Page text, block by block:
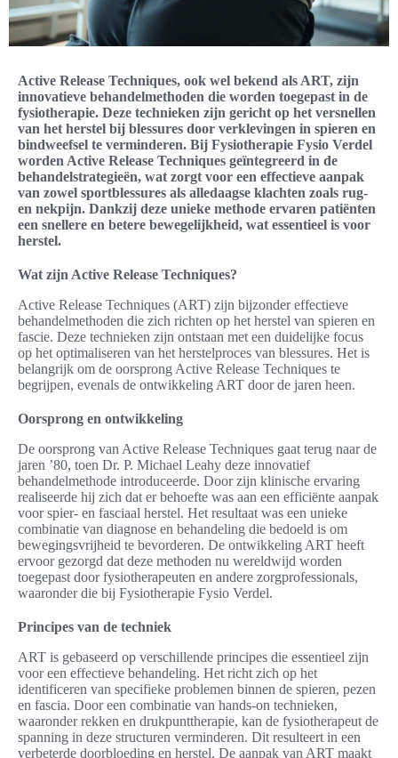
Active Release Techniques, ook wel bekend als ART, zijn
innovatieve behandelmethoden die worden toegepast in de
fysiotherapie. Deze technieken zijn gericht op het versnellen
van het herstel bij blessures door verklevingen in spieren en
bindweefsel te verminderen. Bij Fysiotherapie Fysio Verdel
worden Active Release Techniques geïntegreerd in de
behandelstrategieën, wat zorgt voor een effectieve aanpak
van zowel sportblessures als alledaagse klachten zoals rug-
en nekpijn. Dankzij deze unieke methode ervaren patiënten
een snellere en betere bewegelijkheid, wat essentieel is voor
herstel.
Wat zijn Active Release Techniques?
Active Release Techniques (ART) zijn bijzonder effectieve
behandelmethoden die zich richten op het herstel van spieren en
fascie. Deze technieken zijn ontstaan met een duidelijke focus
op het optimaliseren van het herstelproces van blessures. Het is
belangrijk om de oorsprong Active Release Techniques te
begrijpen, evenals de ontwikkeling ART door de jaren heen.
Oorsprong en ontwikkeling
De oorsprong van Active Release Techniques gaat terug naar de
jaren ’80, toen Dr. P. Michael Leahy deze innovatief
behandelmethode introduceerde. Door zijn klinische ervaring
realiseerde hij zich dat er behoefte was aan een efficiënte aanpak
voor spier- en fasciaal herstel. Het resultaat was een unieke
combinatie van diagnose en behandeling die bedoeld is om
bewegingsvrijheid te bevorderen. De ontwikkeling ART heeft
ervoor gezorgd dat deze methoden nu wereldwijd worden
toegepast door fysiotherapeuten en andere zorgprofessionals,
waaronder die bij Fysiotherapie Fysio Verdel.
Principes van de techniek
ART is gebaseerd op verschillende principes die essentieel zijn
voor een effectieve behandeling. Het richt zich op het
identificeren van specifieke problemen binnen de spieren, pezen
en fascia. Door een combinatie van hands-on technieken,
waaronder rekken en drukpunttherapie, kan de fysiotherapeut de
spanning in deze structuren verminderen. Dit resulteert in een
verbeterde doorbloeding en herstel. De aanpak van ART maakt